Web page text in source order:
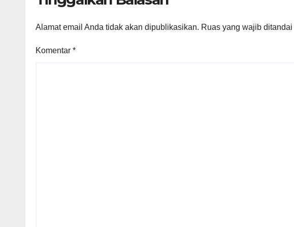
Alamat email Anda tidak akan dipublikasikan. Ruas yang wajib ditandai
Komentar *